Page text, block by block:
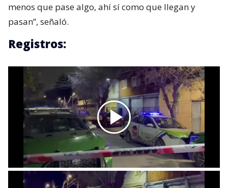
menos que pase algo, ahí sí como que llegan y
pasan”, señaló.
Registros: